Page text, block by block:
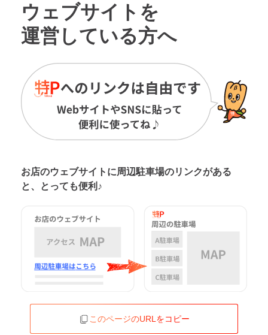
ウェブサイトを
運営している方へ
お店のウェブサイトに周辺駐車場のリンクがある
と、とっても便利♪
このページのURLをコピー